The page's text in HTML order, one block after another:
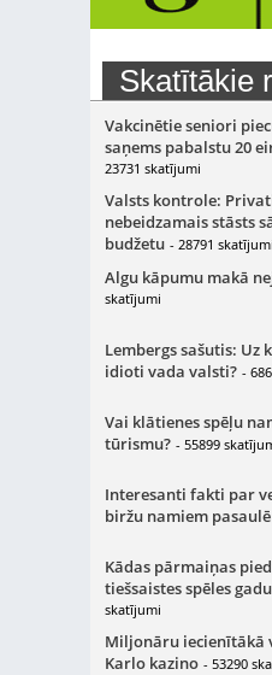
Skatītākie
Vakcinētie seniori
saņems pabalstu 20
23731 skatījumi
Valsts kontrole:
nebeidzamais stāsts
budžetu - 28791 skatījumi
Algu kāpumu makā
skatījumi
Lembergs sašutis: Uz
idioti vada valsti? -
Vai klātienes spēļu
tūrismu? - 55899
Interesanti fakti par
biržu namiem pasaulē
Kādas pārmaiņas
tiešsaistes spēles
skatījumi
Miljonāru iecienītākā
Karlo kazino - 53290